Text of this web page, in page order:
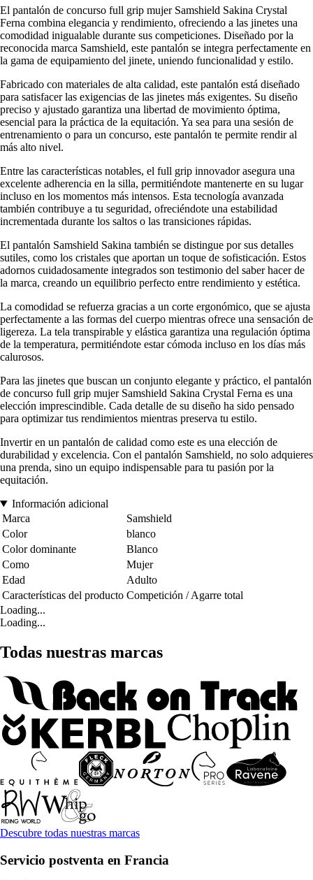
El pantalón de concurso full grip mujer Samshield Sakina Crystal
Ferna combina elegancia y rendimiento, ofreciendo a las jinetes una
comodidad inigualable durante sus competiciones. Diseñado por la
reconocida marca Samshield, este pantalón se integra perfectamente en
la gama de equipamiento del jinete, uniendo funcionalidad y estilo.
Fabricado con materiales de alta calidad, este pantalón está diseñado
para satisfacer las exigencias de las jinetes más exigentes. Su diseño
preciso y ajustado garantiza una libertad de movimiento óptima,
esencial para la práctica de la equitación. Ya sea para una sesión de
entrenamiento o para un concurso, este pantalón te permite rendir al
más alto nivel.
Entre las características notables, el full grip innovador asegura una
excelente adherencia en la silla, permitiéndote mantenerte en su lugar
incluso en los momentos más intensos. Esta tecnología avanzada
también contribuye a tu seguridad, ofreciéndote una estabilidad
incrementada durante los saltos o las transiciones rápidas.
El pantalón Samshield Sakina también se distingue por sus detalles
sutiles, como los cristales que aportan un toque de sofisticación. Estos
adornos cuidadosamente integrados son testimonio del saber hacer de
la marca, creando un equilibrio perfecto entre rendimiento y estética.
La comodidad se refuerza gracias a un corte ergonómico, que se ajusta
perfectamente a las formas del cuerpo mientras ofrece una sensación de
ligereza. La tela transpirable y elástica garantiza una regulación óptima
de la temperatura, permitiéndote estar cómoda incluso en los días más
calurosos.
Para las jinetes que buscan un conjunto elegante y práctico, el pantalón
de concurso full grip mujer Samshield Sakina Crystal Ferna es una
elección imprescindible. Cada detalle de su diseño ha sido pensado
para optimizar tus rendimientos mientras preserva tu estilo.
Invertir en un pantalón de calidad como este es una elección de
durabilidad y excelencia. Con el pantalón Samshield, no solo adquieres
una prenda, sino un equipo indispensable para tu pasión por la
equitación.
Información adicional
Marca
Samshield
Color
blanco
Color dominante
Blanco
Como
Mujer
Edad
Adulto
Características del producto Competición / Agarre total
Loading...
Loading...
Todas nuestras marcas
Descubre todas nuestras marcas
Servicio postventa en Francia